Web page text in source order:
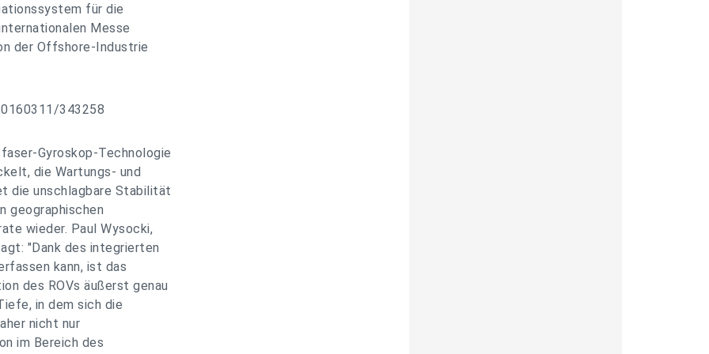
für die
Messe
der Offshore-Industrie
343258
Gyroskop-Technologie
die Wartungs- und
die unschlagbare Stabilität
geographischen
wieder. Paul Wysocki,
"Dank des integrierten
kann, ist das
des ROVs äußerst genau
in dem sich die
nicht nur
im Bereich des